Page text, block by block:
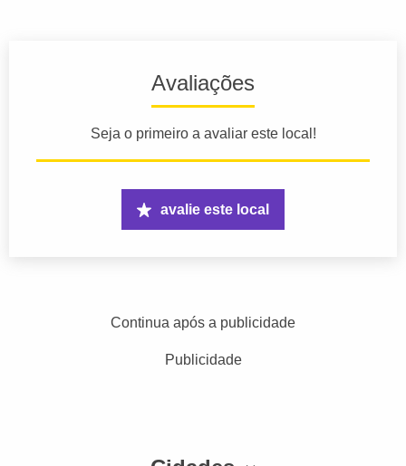
Avaliações
Seja o primeiro a avaliar este local!
avalie este local
Continua após a publicidade
Publicidade